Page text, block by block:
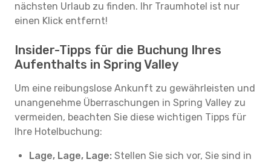
nächsten Urlaub zu finden. Ihr Traumhotel ist nur
einen Klick entfernt!
Insider-Tipps für die Buchung Ihres
Aufenthalts in Spring Valley
Um eine reibungslose Ankunft zu gewährleisten und
unangenehme Überraschungen in Spring Valley zu
vermeiden, beachten Sie diese wichtigen Tipps für
Ihre Hotelbuchung:
Lage, Lage, Lage: Stellen Sie sich vor, Sie sind in